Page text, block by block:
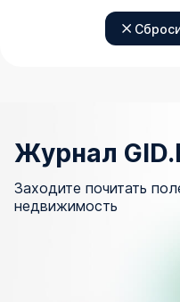
Журнал
Заходите почитать
недвижимость